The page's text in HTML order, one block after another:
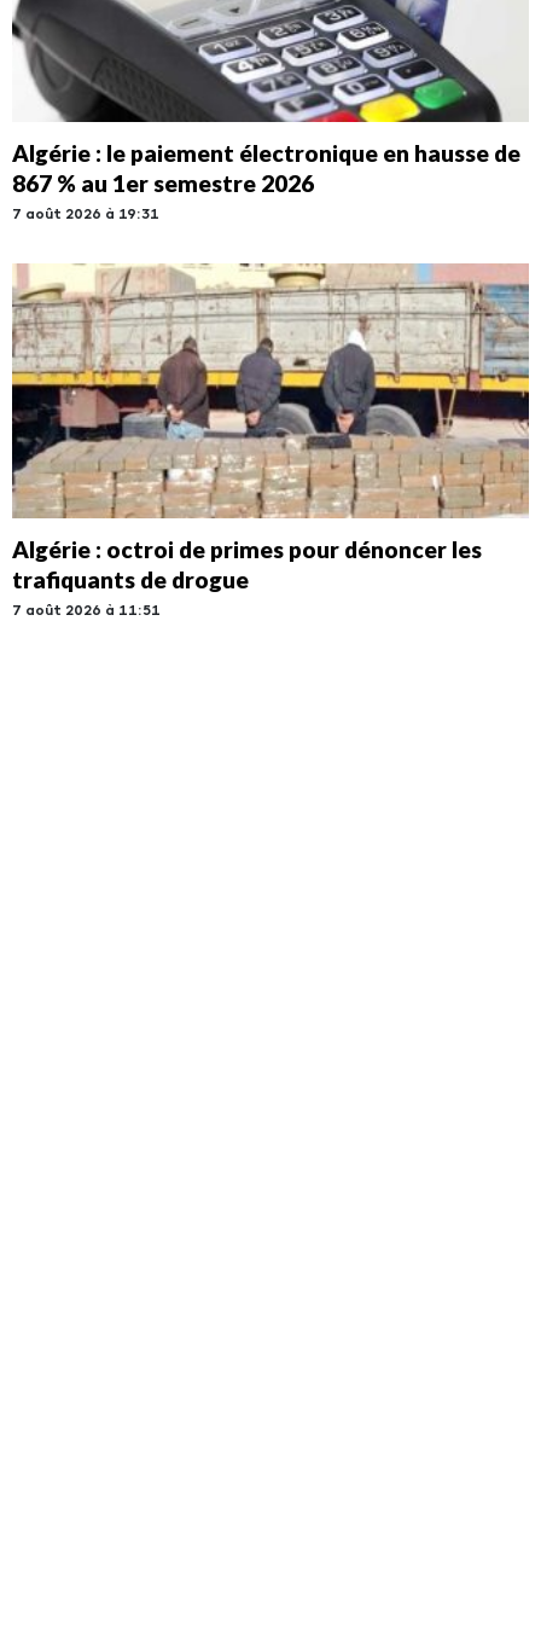
Algérie : le paiement électronique en hausse de
867 % au 1er semestre 2026
7 août 2026 à 19:31
Algérie : octroi de primes pour dénoncer les
trafiquants de drogue
7 août 2026 à 11:51